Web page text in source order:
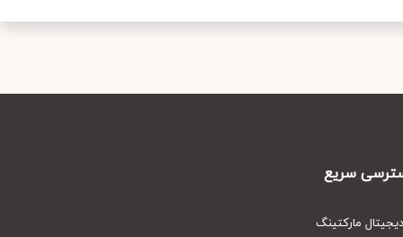
سریع
مارکتینگ